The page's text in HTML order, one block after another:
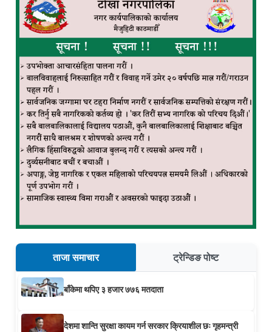
ताजा समाचार ट्रेन्डिङ पोष्ट
बाँकेमा थपिए ३ हजार ७७६ मतदाता
देशमा शान्ति सुरक्षा कायम गर्न सरकार क्रियाशील छः गृहमन्त्री